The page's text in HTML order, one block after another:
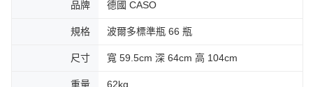
品牌 德國 CASO
規格 波爾多標準瓶 66 瓶
尺寸 寬 59.5cm 深 64cm 高 104cm
重量 62kg